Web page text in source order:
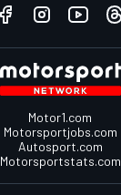
Motor1.com
Motorsportjobs.com
Autosport.com
Motorsportstats.com